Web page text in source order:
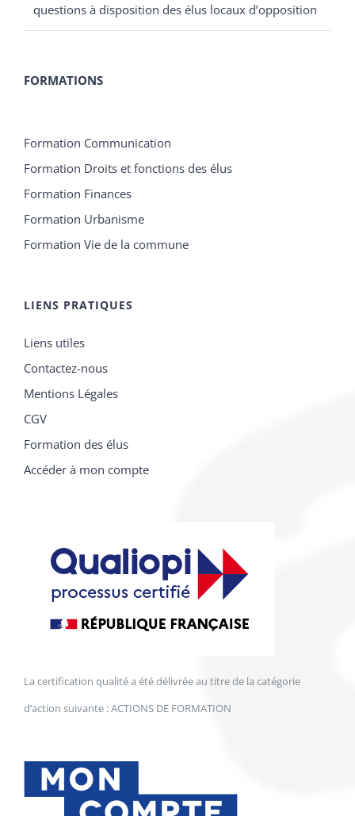
questions à disposition des élus locaux d’opposition
FORMATIONS
Formation Communication
Formation Droits et fonctions des élus
Formation Finances
Formation Urbanisme
Formation Vie de la commune
LIENS PRATIQUES
Liens utiles
Contactez-nous
Mentions Légales
CGV
Formation des élus
Accéder à mon compte
La certification qualité a été délivrée au titre de la catégorie
d’action suivante : ACTIONS DE FORMATION